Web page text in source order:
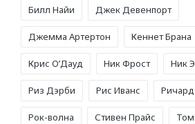
Билл Найи Джек Девенпорт
Джемма Артертон Кеннет Брана
Крис О’Дауд Ник Фрост Ник
Риз Дэрби Рис Иванс
Рок-волна Стивен Прайс